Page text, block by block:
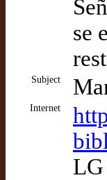
se
Subject
Internet